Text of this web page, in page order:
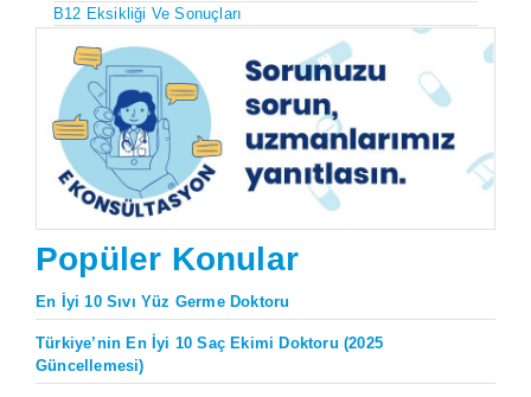
B12 Eksikliği Ve Sonuçları
Popüler Konular
En İyi 10 Sıvı Yüz Germe Doktoru
Türkiye’nin En İyi 10 Saç Ekimi Doktoru (2025
Güncellemesi)